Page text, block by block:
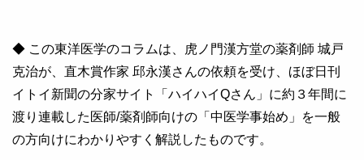
◆ この東洋医学のコラムは、虎ノ門漢方堂の薬剤師 城戸
克治が、直木賞作家 邱永漢さんの依頼を受け、ほぼ日刊
イトイ新聞の分家サイト「ハイハイQさん」に約３年間に
渡り連載した医師/薬剤師向けの「中医学事始め」を一般
の方向けにわかりやすく解説したものです。